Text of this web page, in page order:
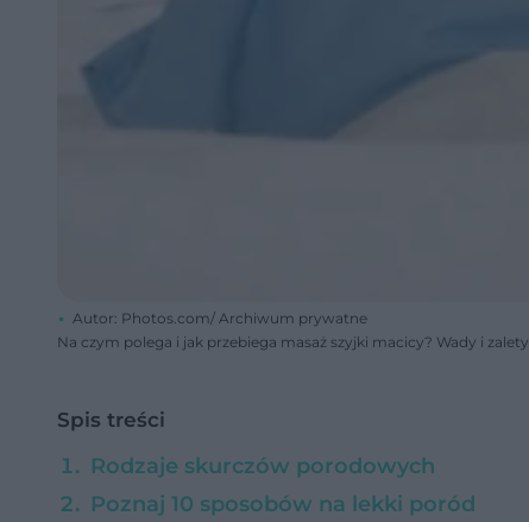
Autor: Photos.com/ Archiwum prywatne
Na czym polega i jak przebiega masaż szyjki macicy? Wady i
Spis treści
Rodzaje skurczów porodowych
Poznaj 10 sposobów na lekki poród